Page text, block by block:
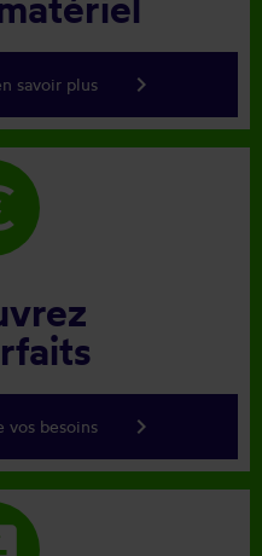
savoir plus keyboard_arrow_right
vos besoins keyboard_arrow_right